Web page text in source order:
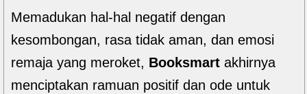
Memadukan hal-hal negatif dengan
kesombongan, rasa tidak aman, dan emosi
remaja yang meroket, Booksmart akhirnya
menciptakan ramuan positif dan ode untuk